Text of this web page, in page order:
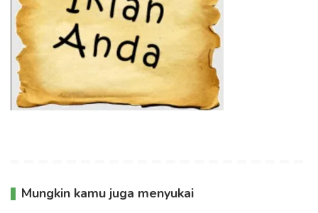
Mungkin kamu juga menyukai